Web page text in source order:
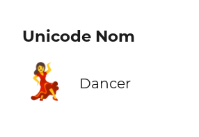
Unicode Nom
💃 Dancer